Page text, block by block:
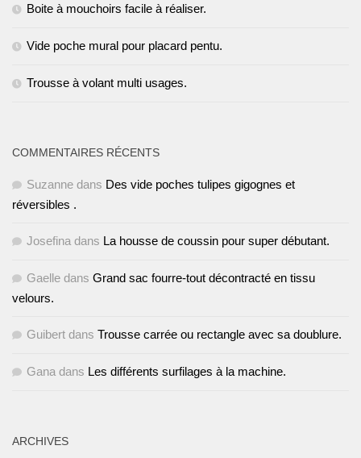
Boite à mouchoirs facile à réaliser.
Vide poche mural pour placard pentu.
Trousse à volant multi usages.
COMMENTAIRES RÉCENTS
Suzanne dans Des vide poches tulipes gigognes et
réversibles .
Josefina dans La housse de coussin pour super débutant.
Gaelle dans Grand sac fourre-tout décontracté en tissu
velours.
Guibert dans Trousse carrée ou rectangle avec sa doublure.
Gana dans Les différents surfilages à la machine.
ARCHIVES